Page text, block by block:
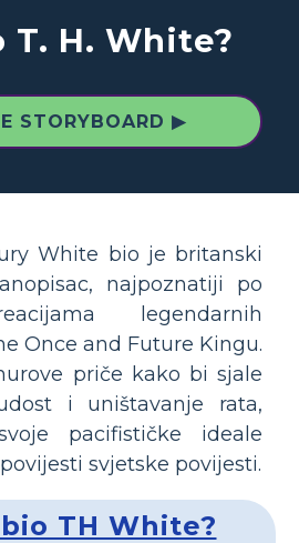
T. H. White?
STORYBOARD ▶
White bio je britanski
najpoznatiji po
legendarnih
Once and Future Kingu.
priče kako bi sjale
i uništavanje rata,
pacifističke ideale
svjetske povijesti.
TH White?